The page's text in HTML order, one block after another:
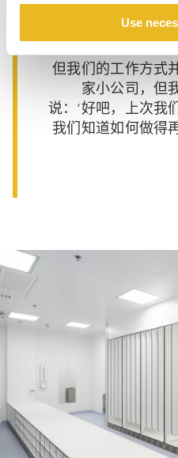
Use
可以将之看作我们
中，你将了解如何
但我们的工作方式
家小公司，但
说：‘好吧，上次我
我们知道如何做得